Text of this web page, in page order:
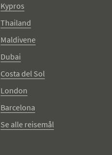
Kypros
Thailand
Maldivene
Dubai
Costa del Sol
London
Barcelona
Se alle reisemål